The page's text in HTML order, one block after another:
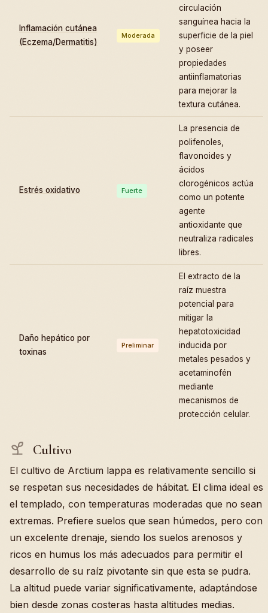
Inflamación cutánea
(Eczema/Dermatitis)
Moderada
circulación
sanguínea hacia la
superficie de la piel
y poseer
propiedades
antiinflamatorias
para mejorar la
textura cutánea.
Estrés oxidativo Fuerte
La presencia de
polifenoles,
flavonoides y
ácidos
clorogénicos actúa
como un potente
agente
antioxidante que
neutraliza radicales
libres.
Daño hepático por
toxinas
Preliminar
El extracto de la
raíz muestra
potencial para
mitigar la
hepatotoxicidad
inducida por
metales pesados y
acetaminofén
mediante
mecanismos de
protección celular.
Cultivo
El cultivo de Arctium lappa es relativamente sencillo si
se respetan sus necesidades de hábitat. El clima ideal es
el templado, con temperaturas moderadas que no sean
extremas. Prefiere suelos que sean húmedos, pero con
un excelente drenaje, siendo los suelos arenosos y
ricos en humus los más adecuados para permitir el
desarrollo de su raíz pivotante sin que esta se pudra.
La altitud puede variar significativamente, adaptándose
bien desde zonas costeras hasta altitudes medias.